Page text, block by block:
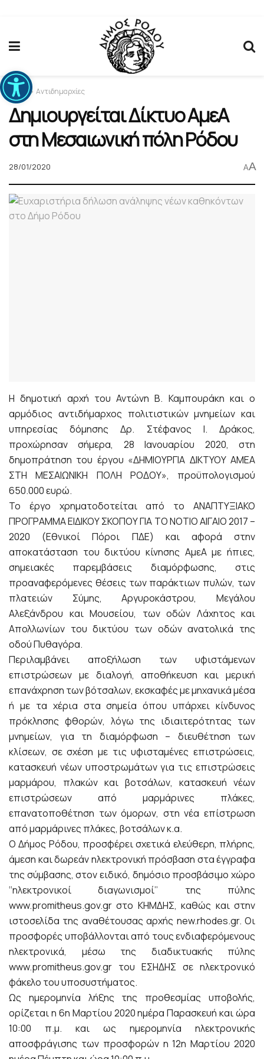
Ανοίξτε τη γραμμή εργαλείων
Home Αντιδημαρχίες
Δημιουργείται Δίκτυο ΑμεΑ
στη Μεσαιωνική πόλη Ρόδου
28/01/2020 AA
Η δημοτική αρχή του Αντώνη Β. Καμπουράκη και ο
αρμόδιος αντιδήμαρχος πολιτιστικών μνημείων και
υπηρεσίας δόμησης Δρ. Στέφανος Ι. Δράκος,
προχώρησαν σήμερα, 28 Ιανουαρίου 2020, στη
δημοπράτηση του έργου «ΔΗΜΙΟΥΡΓΙΑ ΔΙΚΤΥΟΥ ΑΜΕΑ
ΣΤΗ ΜΕΣΑΙΩΝΙΚΗ ΠΟΛΗ ΡΟΔΟΥ», προϋπολογισμού
650.000 ευρώ.
Το έργο χρηματοδοτείται από το ΑΝΑΠΤΥΞΙΑΚΟ
ΠΡΟΓΡΑΜΜΑ ΕΙΔΙΚΟΥ ΣΚΟΠΟΥ ΓΙΑ ΤΟ ΝΟΤΙΟ ΑΙΓΑΙΟ 2017 –
2020 (Εθνικοί Πόροι ΠΔΕ) και αφορά στην
αποκατάσταση του δικτύου κίνησης ΑμεΑ με ήπιες,
σημειακές παρεμβάσεις διαμόρφωσης, στις
προαναφερόμενες θέσεις των παράκτιων πυλών, των
πλατειών Σύμης, Αργυροκάστρου, Μεγάλου
Αλεξάνδρου και Μουσείου, των οδών Λάχητος και
Απολλωνίων του δικτύου των οδών ανατολικά της
οδού Πυθαγόρα.
Περιλαμβάνει αποξήλωση των υφιστάμενων
επιστρώσεων με διαλογή, αποθήκευση και μερική
επανάχρηση των βότσαλων, εκσκαφές με μηχανικά μέσα
ή με τα χέρια στα σημεία όπου υπάρχει κίνδυνος
πρόκλησης φθορών, λόγω της ιδιαιτερότητας των
μνημείων, για τη διαμόρφωση – διευθέτηση των
κλίσεων, σε σχέση με τις υφισταμένες επιστρώσεις,
κατασκευή νέων υποστρωμάτων για τις επιστρώσεις
μαρμάρου, πλακών και βοτσάλων, κατασκευή νέων
επιστρώσεων από μαρμάρινες πλάκες,
επανατοποθέτηση των όμορων, στη νέα επίστρωση
από μαρμάρινες πλάκες, βοτσάλων κ.α.
Ο Δήμος Ρόδου, προσφέρει σχετικά ελεύθερη, πλήρης,
άμεση και δωρεάν ηλεκτρονική πρόσβαση στα έγγραφα
της σύμβασης, στον ειδικό, δημόσιο προσβάσιμο χώρο
‘‘ηλεκτρονικοί διαγωνισμοί’’ της πύλης
www.promitheus.gov.gr στο ΚΗΜΔΗΣ, καθώς και στην
ιστοσελίδα της αναθέτουσας αρχής new.rhodes.gr. Οι
προσφορές υποβάλλονται από τους ενδιαφερόμενους
ηλεκτρονικά, μέσω της διαδικτυακής πύλης
www.promitheus.gov.gr του ΕΣΗΔΗΣ σε ηλεκτρονικό
φάκελο του υποσυστήματος.
Ως ημερομηνία λήξης της προθεσμίας υποβολής,
ορίζεται η 6η Μαρτίου 2020 ημέρα Παρασκευή και ώρα
10:00 π.μ. και ως ημερομηνία ηλεκτρονικής
αποσφράγισης των προσφορών η 12η Μαρτίου 2020